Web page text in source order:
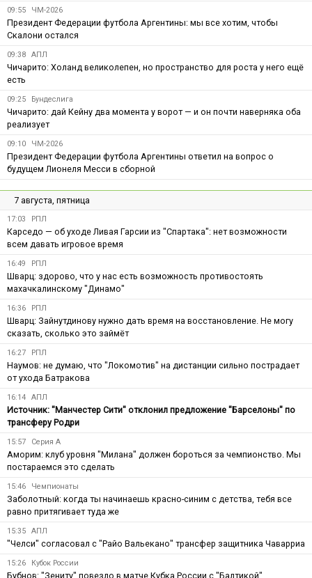
09:55 ЧМ-2026
Президент Федерации футбола Аргентины: мы все хотим, чтобы
Скалони остался
09:38 АПЛ
Чичарито: Холанд великолепен, но пространство для роста у него ещё
есть
09:25 Бундеслига
Чичарито: дай Кейну два момента у ворот — и он почти наверняка оба
реализует
09:10 ЧМ-2026
Президент Федерации футбола Аргентины ответил на вопрос о
будущем Лионеля Месси в сборной
7 августа, пятница
17:03 РПЛ
Карседо — об уходе Ливая Гарсии из "Спартака": нет возможности
всем давать игровое время
16:49 РПЛ
Шварц: здорово, что у нас есть возможность противостоять
махачкалинскому "Динамо"
16:36 РПЛ
Шварц: Зайнутдинову нужно дать время на восстановление. Не могу
сказать, сколько это займёт
16:27 РПЛ
Наумов: не думаю, что "Локомотив" на дистанции сильно пострадает
от ухода Батракова
16:14 АПЛ
Источник: "Манчестер Сити" отклонил предложение "Барселоны" по
трансферу Родри
15:57 Серия А
Аморим: клуб уровня "Милана" должен бороться за чемпионство. Мы
постараемся это сделать
15:46 Чемпионаты
Заболотный: когда ты начинаешь красно-синим с детства, тебя все
равно притягивает туда же
15:35 АПЛ
"Челси" согласовал с "Райо Вальекано" трансфер защитника Чаварриа
15:26 Кубок России
Бубнов: "Зениту" повезло в матче Кубка России с "Балтикой"